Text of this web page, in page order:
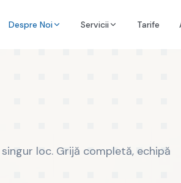
Despre Noi Servicii Tarife
loc. Grijă completă, echipă